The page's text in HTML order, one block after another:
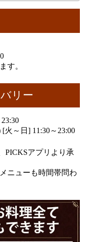
す。
リー
火～日] 11:30～23:00
PICKSアプリより承
ニューも時間帯問わ